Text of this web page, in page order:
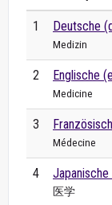
1 Deutsche
Medizin
2 Englische
Medicine
3
Médecine
4 Japanische
医学